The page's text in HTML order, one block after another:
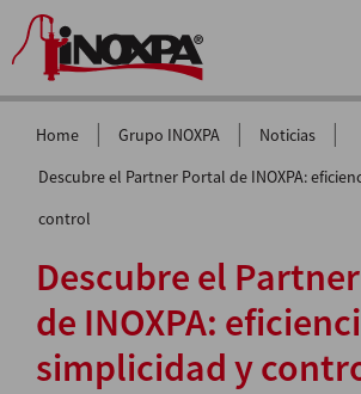
Home | Grupo INOXPA | Noticias |
Descubre el Partner Portal de INOXPA:
control
Descubre el
de INOXPA:
simplicidad y